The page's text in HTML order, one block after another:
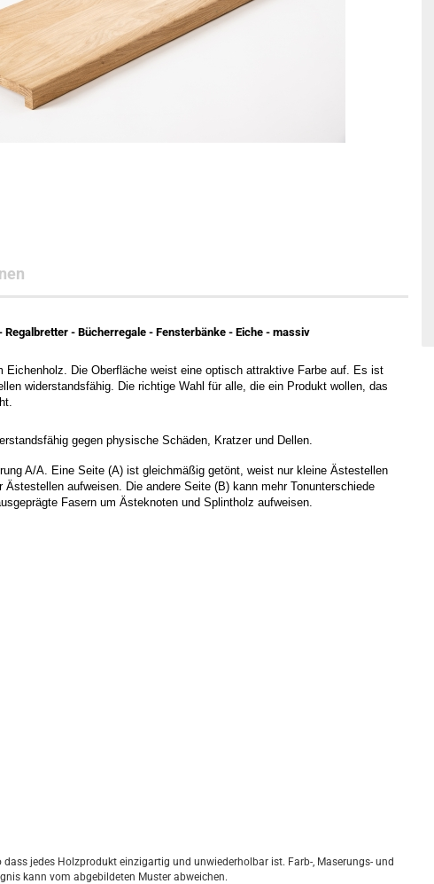
- Bücherregale - Fensterbänke - Eiche - massiv
Eichenholz. Die Oberfläche weist eine optisch attraktive Farbe auf. Es ist
widerstandsfähig. Die richtige Wahl für alle, die ein Produkt wollen, das
gegen physische Schäden, Kratzer und Dellen.
A/A. Eine Seite (A) ist gleichmäßig getönt, weist nur kleine Ästestellen
aufweisen. Die andere Seite (B) kann mehr Tonunterschiede
Fasern um Ästeknoten und Splintholz aufweisen.
jedes Holzprodukt einzigartig und unwiederholbar ist. Farb-, Maserungs- und
kann vom abgebildeten Muster abweichen.